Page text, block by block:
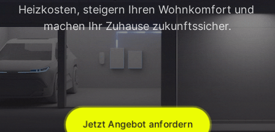
Heizkosten, steigern Ihren Wohnkomfort und
machen Ihr Zuhause zukunftssicher.
Jetzt Angebot anfordern